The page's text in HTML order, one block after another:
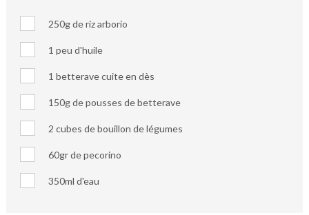
250g de riz arborio
1 peu d'huile
1 betterave cuite en dès
150g de pousses de betterave
2 cubes de bouillon de légumes
60gr de pecorino
350ml d'eau